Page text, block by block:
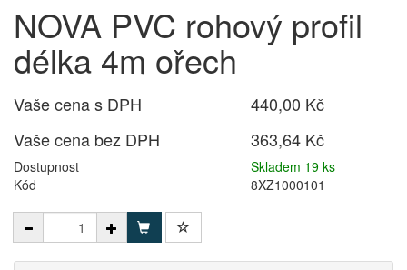
NOVA PVC rohový profil
délka 4m ořech
Vaše cena s DPH
440,00 Kč
Vaše cena bez DPH
363,64 Kč
Dostupnost
Skladem 19 ks
Kód
8XZ1000101